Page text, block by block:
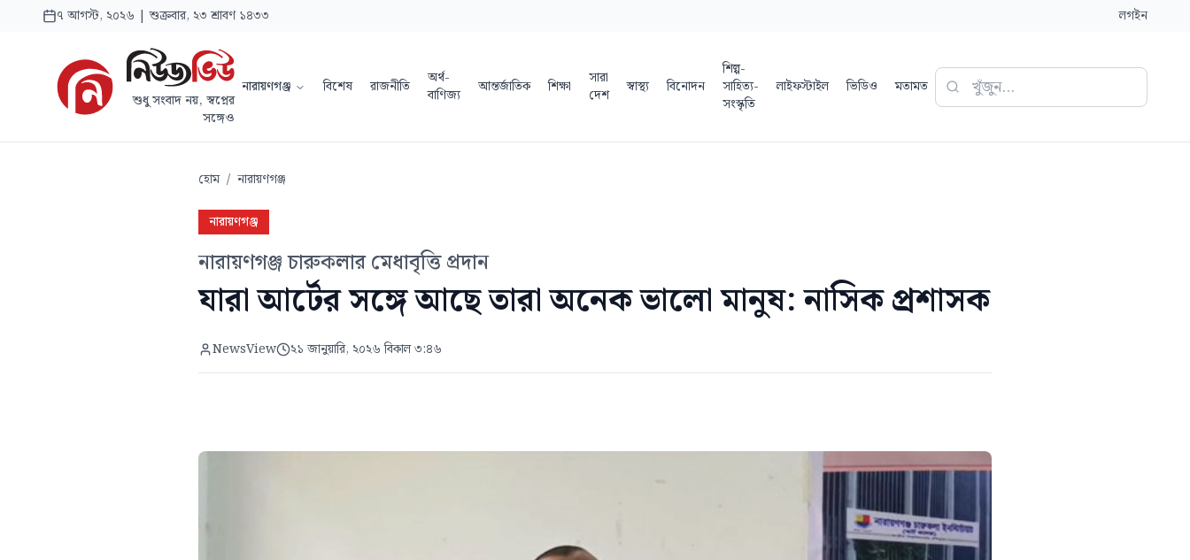
৭ আগস্ট, ২০২৬ | শুক্রবার, ২৩ শ্রাবণ ১৪৩৩ লগইন
শুধু সংবাদ নয়, স্বপ্নের
সঙ্গেও
নারায়ণগঞ্জ বিশেষ রাজনীতি
অর্থ-
বাণিজ্য
আন্তর্জাতিক শিক্ষা
সারা
দেশ
স্বাস্থ্য বিনোদন
শিল্প-
সাহিত্য-
সংস্কৃতি
লাইফস্টাইল ভিডিও মতামত
হোম / নারায়ণগঞ্জ
নারায়ণগঞ্জ
নারায়ণগঞ্জ চারুকলার মেধাবৃত্তি প্রদান
যারা আর্টের সঙ্গে আছে তারা অনেক ভালো মানুষ: নাসিক প্রশাসক
NewsView ২১ জানুয়ারি, ২০২৬ বিকাল ৩:৪৬